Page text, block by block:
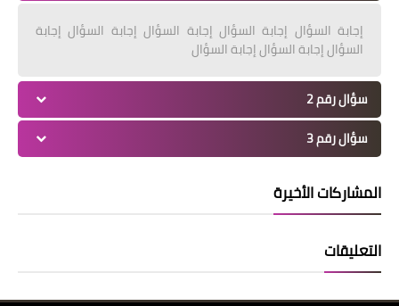
إجابة السؤال إجابة السؤال إجابة السؤال إجابة السؤال إجابة
السؤال إجابة السؤال إجابة السؤال
سؤال رقم 2
سؤال رقم 3
المشاركات الأخيرة
التعليقات